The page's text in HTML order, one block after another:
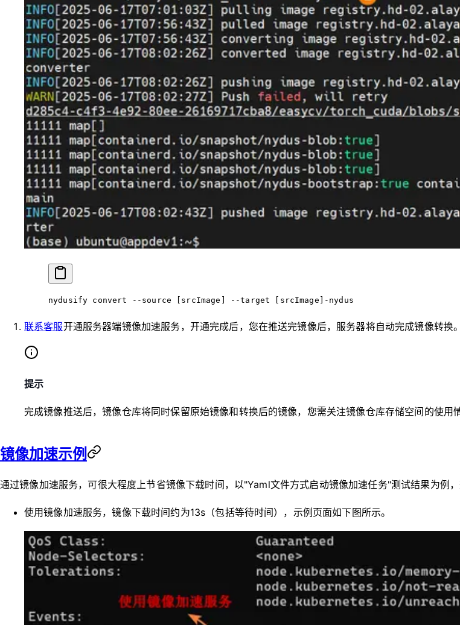
nydusify convert --source [srcImage] --target [srcImage]-nydus
联系客服开通服务器端镜像加速服务，开通完成后，您在推送完镜像后，服务器将自动完成镜像转换。
提示
完成镜像推送后，镜像仓库将同时保留原始镜像和转换后的镜像，您需关注镜像仓库存储空间的使用情
镜像加速示例
通过镜像加速服务，可很大程度上节省镜像下载时间，以"Yaml文件方式启动镜像加速任务"测试结果为例，
使用镜像加速服务，镜像下载时间约为13s（包括等待时间），示例页面如下图所示。